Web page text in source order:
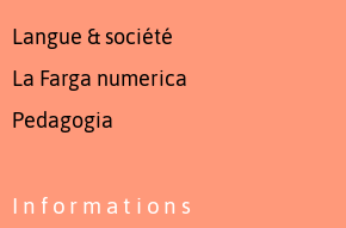
Langue & société
La Farga numerica
Pedagogia
Informations